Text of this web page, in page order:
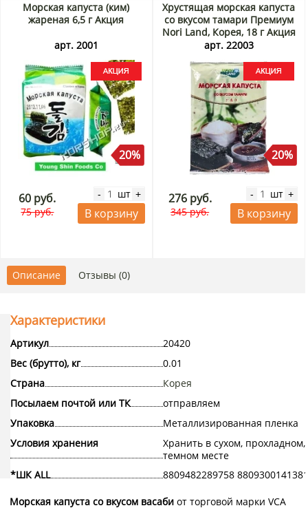
Морская капуста (ким)
жареная 6,5 г Акция
арт. 2001
20%
60 руб.
75 руб.
- шт +
В корзину
Хрустящая морская капуста
со вкусом тамари Премиум
Nori Land, Корея, 18 г Акция
арт. 22003
20%
276 руб.
345 руб.
- шт +
В корзину
Описание Отзывы (0)
Характеристики
Артикул
20420
Вес (брутто), кг
0.01
Страна
Корея
Посылаем почтой или ТК
отправляем
Упаковка
Металлизированная пленка
Условия хранения
Хранить в сухом, прохладном,
темном месте
*ШК ALL
8809482289758 8809300141381
Морская капуста со вкусом васаби от торговой марки VCA